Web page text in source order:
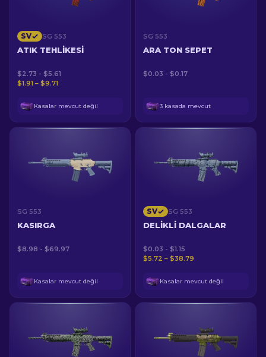
SV SG 553
ATIK TEHLIKESI
$2.73 - $5.61
$1.91 – $9.71
Kasalar mevcut değil
SG 553
ARA TON SEPET
$0.03 - $0.17
3 kasada mevcut
SG 553
KASIRGA
$8.98 - $69.97
Kasalar mevcut değil
SV SG 553
DELIKLI DALGALAR
$0.03 - $1.15
$5.72 – $38.79
Kasalar mevcut değil